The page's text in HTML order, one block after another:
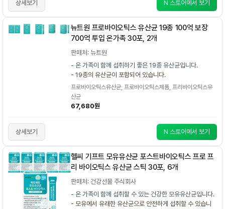
상세보기 N 스토어에서 보기
뉴트원 프로바이오틱스 유산균 19종 100억 보장
700억 투입 온가족 30포, 2개
판매처: 뉴트원
- 온 가족이 함께 섭취하기 좋은 19종 유산균입니다.
- 19종의 유산균이 포함되어 있습니다.
프로바이오틱스유산균, 프로바이오틱스제품, 프리바이오틱스유
산균
67,680원
상세보기 N 스토어에서 보기
헬씨 기프트 모유유산균 포스트바이오틱스 프로 프
리 바이오틱스 유산균 스틱 30포, 6개
판매처: 건강선물 주식회사
- 온 가족이 함께 섭취할 수 있는 건강한 모유유산균입니다.
- 모유에서 유래한 유산균으로 안전하게 섭취할 수 있습니